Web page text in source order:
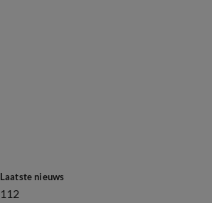
Laatste nieuws
112